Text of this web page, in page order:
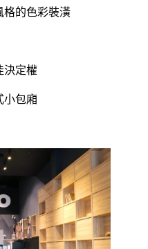
格的色彩裝潢
決定權
小包廂